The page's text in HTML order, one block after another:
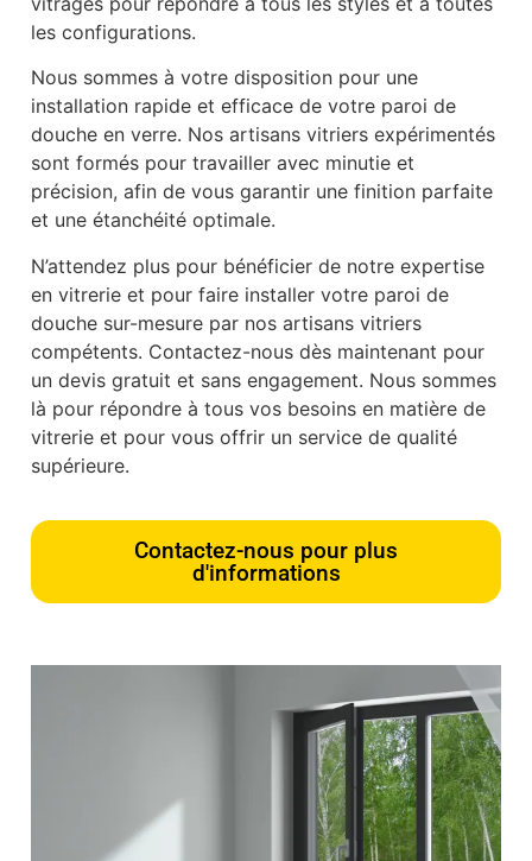
les configurations.
Nous sommes à votre disposition pour une
installation rapide et efficace de votre paroi de
douche en verre. Nos artisans vitriers expérimentés
sont formés pour travailler avec minutie et
précision, afin de vous garantir une finition parfaite
et une étanchéité optimale.
N’attendez plus pour bénéficier de notre expertise
en vitrerie et pour faire installer votre paroi de
douche sur-mesure par nos artisans vitriers
compétents. Contactez-nous dès maintenant pour
un devis gratuit et sans engagement. Nous sommes
là pour répondre à tous vos besoins en matière de
vitrerie et pour vous offrir un service de qualité
supérieure.
Contactez-nous pour plus
d'informations